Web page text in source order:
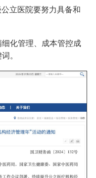
立医院要努力具备和
化管理、成本管控成
。